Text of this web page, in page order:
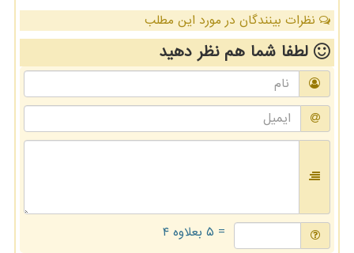
نظرات بینندگان در مورد این مطلب
لطفا شما همنظر دهید
= ۵ بعلاوه ۴